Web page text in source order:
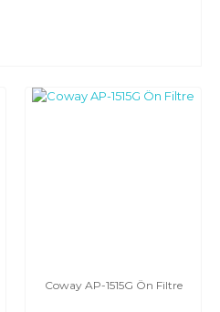
Coway AP-1515G Ön Filtre